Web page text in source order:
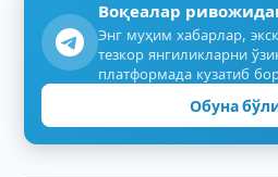
Воқеалар
Энг муҳим хабарлар,
тезкор янгиликларни
платформада кузатиб
Обуна